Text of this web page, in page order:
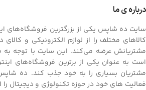
گوش های راست و چپ طراحی شده و
برای شنیدن کیفیت صدای بهتر و آسیب
کمتر از آن می توان در تمامی شرایط و
برای طولانی مدت از آن براحتی استفاده
کرد.
پشتیبانی از فناوری Stereo ،سیستم
نویز گیر قوی میتواند بالاترین میزان
نرمی و شفافی صدا‏ را با کمترین نویز به
درباره ی ما
سایت ده شاپس یکی از بزرگترین فروشگاه‌های
کالاهای مختلف را از لوازم الکترونیکی و کالای
مشتریانش عرضه می‌کند. این سایت با توجه به
است به عنوان یکی از برترین فروشگاه‌های
مشتریان بسیاری را به خود جذب کند. ده
فعالیت های خود در حوزه تکنولوژی و دیجیتال را